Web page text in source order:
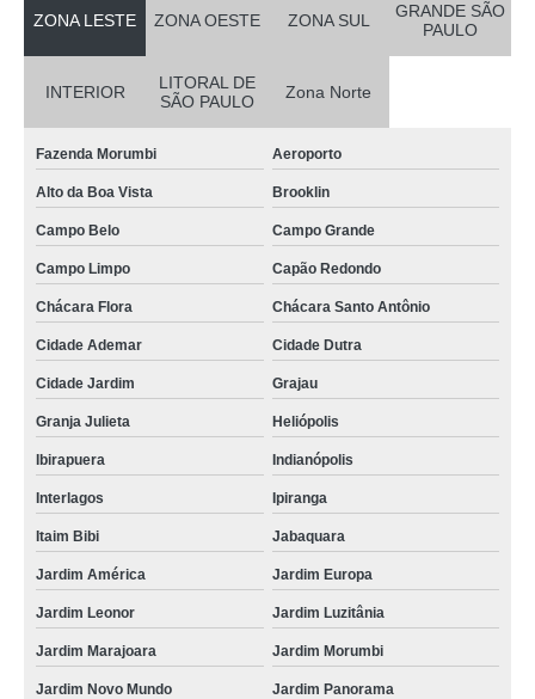
ZONA LESTE ZONA OESTE ZONA SUL
GRANDE SÃO
PAULO
INTERIOR
LITORAL DE
SÃO PAULO
Zona Norte
Fazenda Morumbi Aeroporto
Alto da Boa Vista Brooklin
Campo Belo Campo Grande
Campo Limpo Capão Redondo
Chácara Flora Chácara Santo Antônio
Cidade Ademar Cidade Dutra
Cidade Jardim Grajau
Granja Julieta Heliópolis
Ibirapuera Indianópolis
Interlagos Ipiranga
Itaim Bibi Jabaquara
Jardim América Jardim Europa
Jardim Leonor Jardim Luzitânia
Jardim Marajoara Jardim Morumbi
Jardim Novo Mundo Jardim Panorama